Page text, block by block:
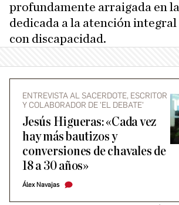
profundamente arraigada en
dedicada a la atención integral
con discapacidad.
ENTREVISTA AL SACERDOTE, ESCRITOR
Y COLABORADOR DE 'EL DEBATE'
Jesús Higueras: «Cada vez
hay más bautizos y
conversiones de chavales de
18 a 30 años»
Álex Navajas